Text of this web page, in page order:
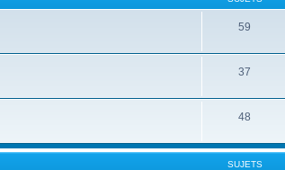
59
37
48
SUJETS